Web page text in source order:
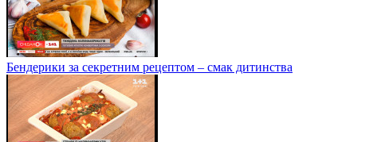
Бендерики за секретним рецептом – смак дитинства